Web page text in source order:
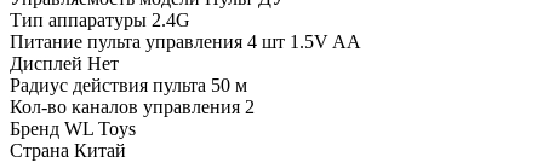
Тип аппаратуры 2.4G
Питание пульта управления 4 шт 1.5V AA
Дисплей Нет
Радиус действия пульта 50 м
Кол-во каналов управления 2
Бренд WL Toys
Страна Китай